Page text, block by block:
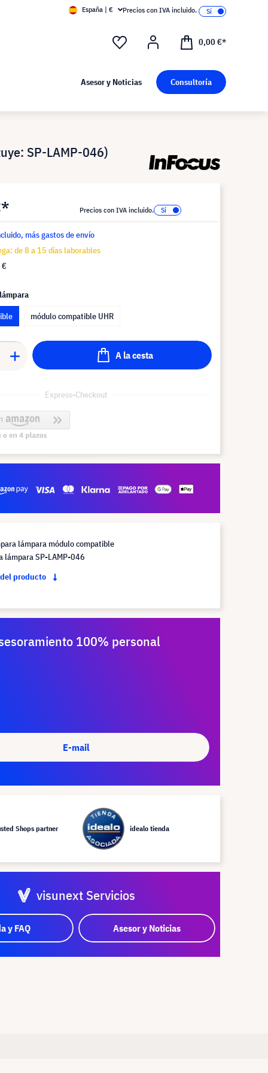
España | € Precios con IVA incluido.
0,00 €*
Asesor y Noticias Consultoría
SP-LAMP-046)
Precios con IVA incluido.
más gastos de envío
de 8 a 15 días laborables
€
módulo compatible UHR
A la cesta
Express-Checkout
lámpara módulo compatible
lámpara SP-LAMP-046
producto
100% personal
E-mail
Shops partner idealo tienda
visunext Servicios
y FAQ Asesor y Noticias